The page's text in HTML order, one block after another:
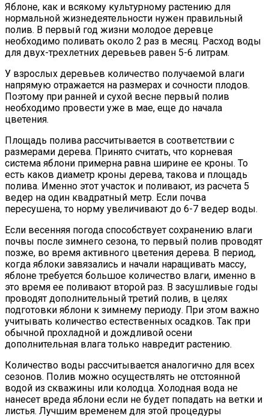
Яблоне, как и всякому культурному растению для
нормальной жизнедеятельности нужен правильный
полив. В первый год жизни молодое деревце
необходимо поливать около 2 раз в месяц. Расход воды
для двух-трехлетних деревьев равен 5-6 литрам.
У взрослых деревьев количество получаемой влаги
напрямую отражается на размерах и сочности плодов.
Поэтому при ранней и сухой весне первый полив
необходимо провести уже в мае, еще до начала
цветения.
Площадь полива рассчитывается в соответствии с
размерами дерева. Принято считать, что корневая
система яблони примерна равна ширине ее кроны. То
есть каков диаметр кроны дерева, такова и площадь
полива. Именно этот участок и поливают, из расчета 5
ведер на один квадратный метр. Если почва
пересушена, то норму увеличивают до 6-7 ведер воды.
Если весенняя погода способствует сохранению влаги
почвы после зимнего сезона, то первый полив проводят
позже, во время активного цветения дерева. В период,
когда яблоки завязались и начали наращивать массу,
яблоне требуется большое количество влаги, именно в
это время ее поливают второй раз. В засушливые годы
проводят дополнительный третий полив, в целях
подготовки яблони к зимнему периоду. При этом важно
учитывать количество естественных осадков. Так при
обычной прохладной и дождливой осени
дополнительная влага только навредит растению.
Количество воды рассчитывается аналогично для всех
сезонов. Полив можно осуществлять не отстоянной
водой из скважины или колодца. Холодная вода не
нанесет вреда яблони если не будет попадать на ветки и
листья. Лучшим временем для этой процедуры